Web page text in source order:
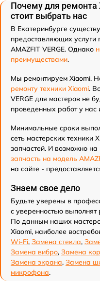
Почему для ремонта
стоит выбрать нас
В Екатеринбурге
предоставляющих услуги
AMAZFIT VERGE. Однако
преимуществами.
Мы ремонтируем Xiaomi.
ремонту техники Xiaomi.
VERGE для мастеров не
проведенных работ у нас
Минимальные сроки
сеть мастерских техники
запчастей. И возможно
запчасть на модель
на сайте -
Знаем свое дело
Будьте уверены в
с уверенностью выполнят
По данным наших
Xiaomi, наиболее
Wi-Fi, Замена стекла,
Замена вибро, Замена
Замена экрана, Замена
микрофона.